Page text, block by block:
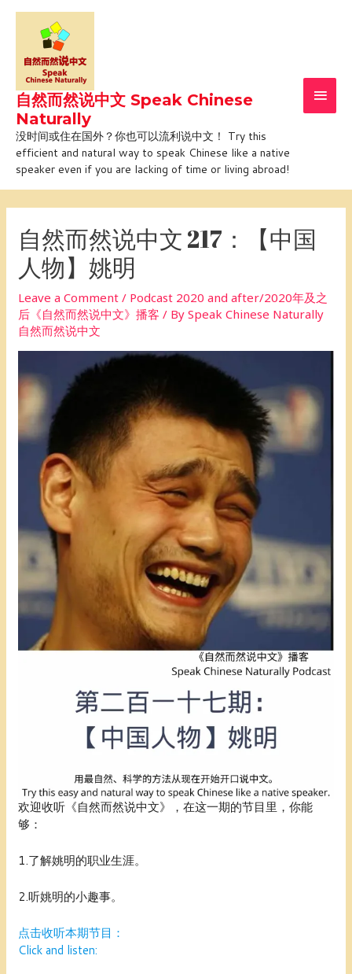
Skip
content
自然而然说中文 Speak Chinese
Naturally
没时间或住在国外？你也可以流利说中文！ Try this
efficient and natural way to speak Chinese like a native
speaker even if you are lacking of time or living abroad!
自然而然说中文 217：【中国
人物】姚明
Leave a Comment / Podcast 2020 and after/2020年及之
后《自然而然说中文》播客 / BySpeak Chinese Naturally
自然而然说中文
欢迎收听《自然而然说中文》，在这一期的节目里，你能
够：
1.了解姚明的职业生涯。
2.听姚明的小趣事。
点击收听本期节目：
Click and listen: